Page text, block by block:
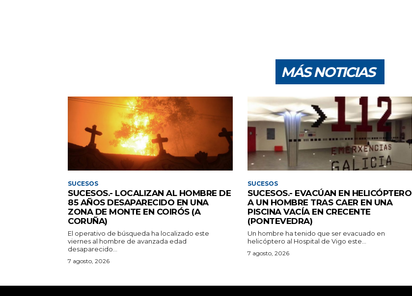
MÁS NOTICIAS
SUCESOS
SUCESOS.- LOCALIZAN AL HOMBRE DE
85 AÑOS DESAPARECIDO EN UNA
ZONA DE MONTE EN COIRÓS (A
CORUÑA)
El operativo de búsqueda ha localizado este
viernes al hombre de avanzada edad
desaparecido...
7 agosto, 2026
SUCESOS
SUCESOS.- EVACÚAN EN HELICÓPTERO
A UN HOMBRE TRAS CAER EN UNA
PISCINA VACÍA EN CRECENTE
(PONTEVEDRA)
Un hombre ha tenido que ser evacuado en
helicóptero al Hospital de Vigo este...
7 agosto, 2026